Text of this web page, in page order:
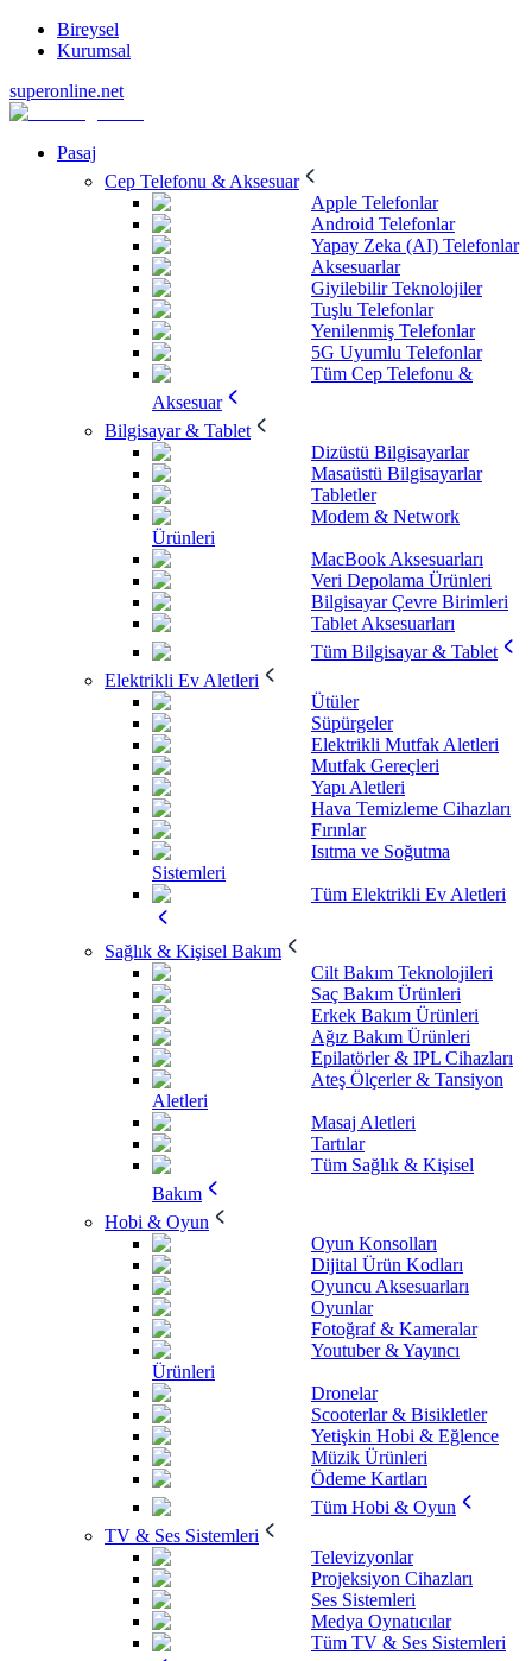
Bireysel
Kurumsal
superonline.net
Pasaj
Cep Telefonu & Aksesuar
Apple Telefonlar
Android Telefonlar
Yapay Zeka (AI) Telefonlar
Aksesuarlar
Giyilebilir Teknolojiler
Tuşlu Telefonlar
Yenilenmiş Telefonlar
5G Uyumlu Telefonlar
Tüm Cep Telefonu &
Aksesuar
Bilgisayar & Tablet
Dizüstü Bilgisayarlar
Masaüstü Bilgisayarlar
Tabletler
Modem & Network
Ürünleri
MacBook Aksesuarları
Veri Depolama Ürünleri
Bilgisayar Çevre Birimleri
Tablet Aksesuarları
Tüm Bilgisayar & Tablet
Elektrikli Ev Aletleri
Ütüler
Süpürgeler
Elektrikli Mutfak Aletleri
Mutfak Gereçleri
Yapı Aletleri
Hava Temizleme Cihazları
Fırınlar
Isıtma ve Soğutma
Sistemleri
Tüm Elektrikli Ev Aletleri
Sağlık & Kişisel Bakım
Cilt Bakım Teknolojileri
Saç Bakım Ürünleri
Erkek Bakım Ürünleri
Ağız Bakım Ürünleri
Epilatörler & IPL Cihazları
Ateş Ölçerler & Tansiyon
Aletleri
Masaj Aletleri
Tartılar
Tüm Sağlık & Kişisel
Bakım
Hobi & Oyun
Oyun Konsolları
Dijital Ürün Kodları
Oyuncu Aksesuarları
Oyunlar
Fotoğraf & Kameralar
Youtuber & Yayıncı
Ürünleri
Dronelar
Scooterlar & Bisikletler
Yetişkin Hobi & Eğlence
Müzik Ürünleri
Ödeme Kartları
Tüm Hobi & Oyun
TV & Ses Sistemleri
Televizyonlar
Projeksiyon Cihazları
Ses Sistemleri
Medya Oynatıcılar
Tüm TV & Ses Sistemleri